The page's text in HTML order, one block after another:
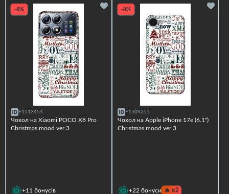
-8%
F1513454
Чохол на Xiaomi POCO X8 Pro
Christmas mood ver.3
+11 бонусів
-8%
F1504255
Чохол на Apple iPhone 17e (6.1")
Christmas mood ver.3
+22 бонуси 🔥x2